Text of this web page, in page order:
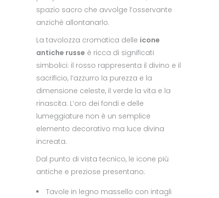
spazio sacro che avvolge l’osservante
anziché allontanarlo.
La tavolozza cromatica delle icone
antiche russe è ricca di significati
simbolici: il rosso rappresenta il divino e il
sacrificio, l’azzurro la purezza e la
dimensione celeste, il verde la vita e la
rinascita. L’oro dei fondi e delle
lumeggiature non è un semplice
elemento decorativo ma luce divina
increata.
Dal punto di vista tecnico, le icone più
antiche e preziose presentano:
Tavole in legno massello con intagli